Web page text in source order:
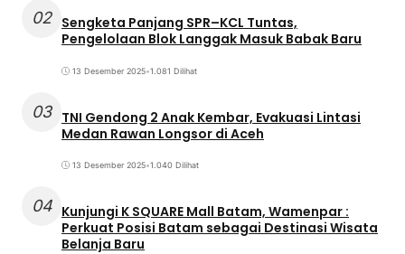
02 Sengketa Panjang SPR–KCL Tuntas,
Pengelolaan Blok Langgak Masuk Babak Baru
13 Desember 2025•1.081 Dilihat
03 TNI Gendong 2 Anak Kembar, Evakuasi Lintasi
Medan Rawan Longsor di Aceh
13 Desember 2025•1.040 Dilihat
04 Kunjungi K SQUARE Mall Batam, Wamenpar :
Perkuat Posisi Batam sebagai Destinasi Wisata
Belanja Baru